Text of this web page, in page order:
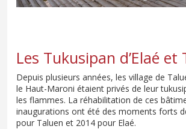
Les Tukusipan d’Elaé et
Depuis plusieurs années, les village de
le Haut-Maroni étaient privés de leur
les flammes. La réhabilitation de ces
inaugurations ont été des moments forts
pour Taluen et 2014 pour Elaé.